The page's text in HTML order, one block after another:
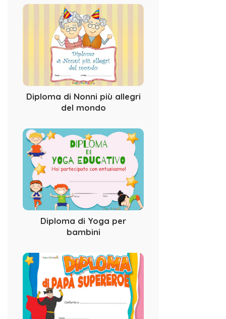
Diploma di Nonni più allegri
del mondo
Diploma di Yoga per
bambini